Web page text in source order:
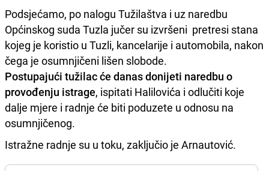
Podsjećamo, po nalogu Tužilaštva i uz naredbu
Općinskog suda Tuzla jučer su izvršeni pretresi stana
kojeg je koristio u Tuzli, kancelarije i automobila, nakon
čega je osumnjičeni lišen slobode.
Postupajući tužilac će danas donijeti naredbu o
provođenju istrage, ispitati Halilovića i odlučiti koje
dalje mjere i radnje će biti poduzete u odnosu na
osumnjičenog.
Istražne radnje su u toku, zaključio je Arnautović.